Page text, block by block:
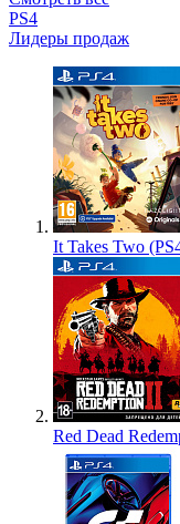
PS4
Лидеры продаж
It Takes Two
Red Dead